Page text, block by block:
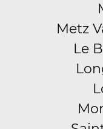
Metz
Le